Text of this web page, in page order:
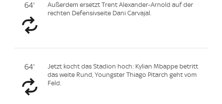
64'
Außerdem ersetzt Trent Alexander-Arnold auf der
rechten Defensivseite Dani Carvajal.
64'
Jetzt kocht das Stadion hoch: Kylian Mbappe betritt
das weite Rund, Youngster Thiago Pitarch geht vom
Feld.